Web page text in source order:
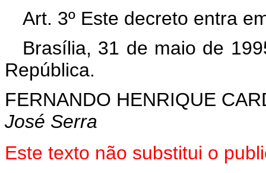
Art. 3º Este decreto entra
Brasília, 31 de maio de
República.
FERNANDO HENRIQUE
José Serra
Este texto não substitui o